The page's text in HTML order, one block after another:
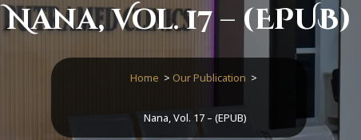
Nana, Vol. 17 – (EPUB)
Home > Our Publication >
Nana, Vol. 17 – (EPUB)